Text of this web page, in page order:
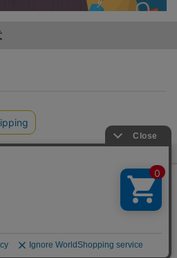
記
ードゲームの総合情報サイト